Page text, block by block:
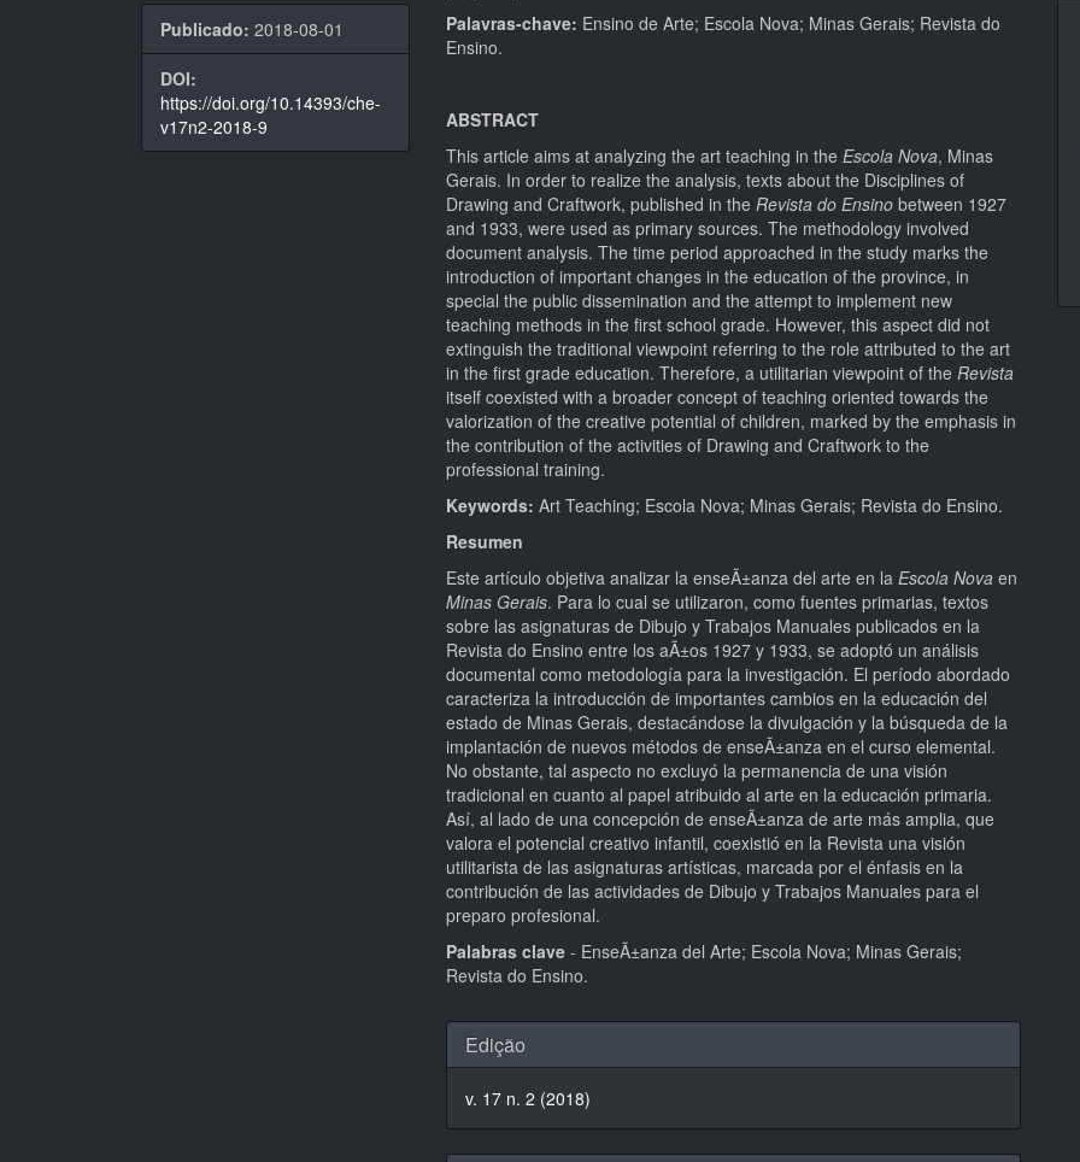
Publicado: 2018-08-01
DOI:
https://doi.org/10.14393/che-
v17n2-2018-9
Palavras-chave: Ensino de Arte; Escola Nova; Minas Gerais; Revista do
Ensino.
ABSTRACT
This article aims at analyzing the art teaching in theEscola Nova, Minas
Gerais. In order to realize the analysis, texts about the Disciplines of
Drawing and Craftwork, published in theRevista do Ensino between 1927
and 1933, were used as primary sources. The methodology involved
document analysis. The time period approached in the study marks the
introduction of important changes in the education of the province, in
special the public dissemination and the attempt to implement new
teaching methods in the first school grade. However, this aspect did not
extinguish the traditional viewpoint referring to the role attributed to the art
in the first grade education. Therefore, a utilitarian viewpoint of theRevista
itself coexisted with a broader concept of teaching oriented towards the
valorization of the creative potential of children, marked by the emphasis in
the contribution of the activities of Drawing and Craftwork to the
professional training.
Keywords:Art Teaching; Escola Nova; Minas Gerais; Revista do Ensino.
Resumen
Este artículo objetiva analizar la enseÃ±anza del arte en laEscola Nova en
Minas Gerais. Para lo cual se utilizaron, como fuentes primarias, textos
sobre las asignaturas de Dibujo y Trabajos Manuales publicados en la
Revista do Ensino entre los aÃ±os 1927 y 1933, se adoptó un análisis
documental como metodología para la investigación. El período abordado
caracteriza la introducción de importantes cambios en la educación del
estado de Minas Gerais, destacándose la divulgación y la búsqueda de la
implantación de nuevos métodos de enseÃ±anza en el curso elemental.
No obstante, tal aspecto no excluyó la permanencia de una visión
tradicional en cuanto al papel atribuido al arte en la educación primaria.
Así, al lado de una concepción de enseÃ±anza de arte más amplia, que
valora el potencial creativo infantil, coexistió en la Revista una visión
utilitarista de las asignaturas artísticas, marcada por el énfasis en la
contribución de las actividades de Dibujo y Trabajos Manuales para el
preparo profesional.
Palabras clave - EnseÃ±anza del Arte; Escola Nova; Minas Gerais;
Revista do Ensino.
Detalhes
do
artigo
Edição
v. 17 n. 2 (2018)